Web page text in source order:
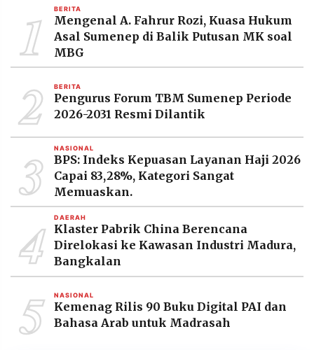
Resolusi.co
2026
PT.
RESOLUSI
PRAMUDITA
1 BERITA
Mengenal A. Fahrur Rozi, Kuasa Hukum
Asal Sumenep di Balik Putusan MK soal
MBG
2 BERITA
Pengurus Forum TBM Sumenep Periode
2026-2031 Resmi Dilantik
3 NASIONAL
BPS: Indeks Kepuasan Layanan Haji 2026
Capai 83,28%, Kategori Sangat
Memuaskan.
4 DAERAH
Klaster Pabrik China Berencana
Direlokasi ke Kawasan Industri Madura,
Bangkalan
5 NASIONAL
Kemenag Rilis 90 Buku Digital PAI dan
Bahasa Arab untuk Madrasah